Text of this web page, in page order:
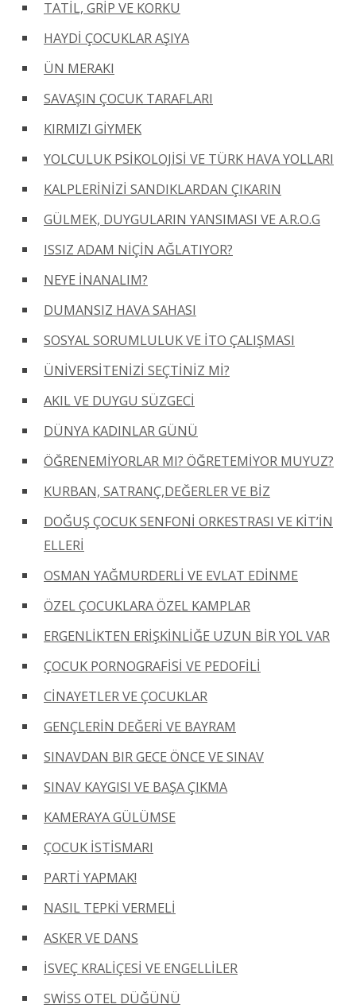
TATİL, GRİP VE KORKU
HAYDİ ÇOCUKLAR AŞIYA
ÜN MERAKI
SAVAŞIN ÇOCUK TARAFLARI
KIRMIZI GİYMEK
YOLCULUK PSİKOLOJİSİ VE TÜRK HAVA YOLLARI
KALPLERİNİZİ SANDIKLARDAN ÇIKARIN
GÜLMEK, DUYGULARIN YANSIMASI VE A.R.O.G
ISSIZ ADAM NİÇİN AĞLATIYOR?
NEYE İNANALIM?
DUMANSIZ HAVA SAHASI
SOSYAL SORUMLULUK VE İTO ÇALIŞMASI
ÜNİVERSİTENİZİ SEÇTİNİZ Mİ?
AKIL VE DUYGU SÜZGECİ
DÜNYA KADINLAR GÜNÜ
ÖĞRENEMİYORLAR MI? ÖĞRETEMİYOR MUYUZ?
KURBAN, SATRANÇ,DEĞERLER VE BİZ
DOĞUŞ ÇOCUK SENFONİ ORKESTRASI VE KİT’İN
ELLERİ
OSMAN YAĞMURDERLİ VE EVLAT EDİNME
ÖZEL ÇOCUKLARA ÖZEL KAMPLAR
ERGENLİKTEN ERİŞKİNLİĞE UZUN BİR YOL VAR
ÇOCUK PORNOGRAFİSİ VE PEDOFİLİ
CİNAYETLER VE ÇOCUKLAR
GENÇLERİN DEĞERİ VE BAYRAM
SINAVDAN BIR GECE ÖNCE VE SINAV
SINAV KAYGISI VE BAŞA ÇIKMA
KAMERAYA GÜLÜMSE
ÇOCUK İSTİSMARI
PARTİ YAPMAK!
NASIL TEPKİ VERMELİ
ASKER VE DANS
İSVEÇ KRALİÇESİ VE ENGELLİLER
SWİSS OTEL DÜĞÜNÜ